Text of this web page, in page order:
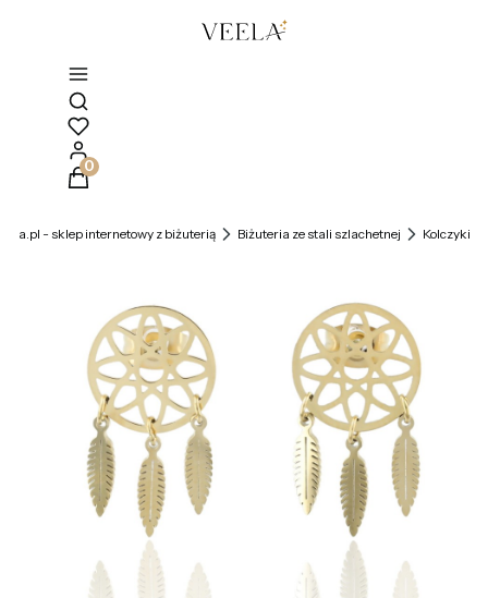
Otwórz wyszukiwarkę
Produkty w koszyku: 0. Zobacz szczegóły
- sklep internetowy z biżuterią Biżuteria ze stali szlachetnej Kolczyki